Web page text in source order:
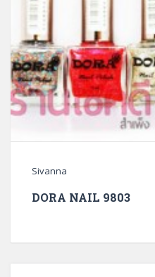
Sivanna
DORA NAIL 9803